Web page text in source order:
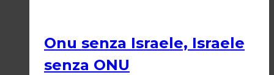
Onu senza Israele, Israele
senza ONU